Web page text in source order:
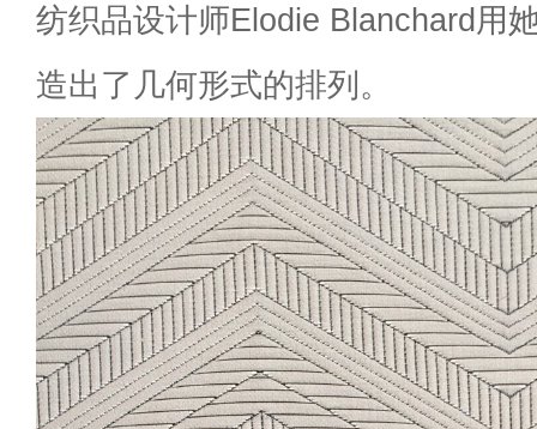
纺织品设计师Elodie Blanchard用
造出了几何形式的排列。